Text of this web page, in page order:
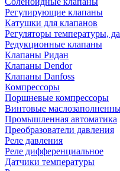
Регулирующие клапаны
Катушки для клапанов
Регуляторы температуры,
Редукционные клапаны
Клапаны Ридан
Клапаны Dendor
Клапаны Danfoss
Компрессоры
Поршневые компрессоры
Винтовые
Промышленная автоматика
Преобразователи давления
Реле давления
Реле дифференциальное
Датчики температуры